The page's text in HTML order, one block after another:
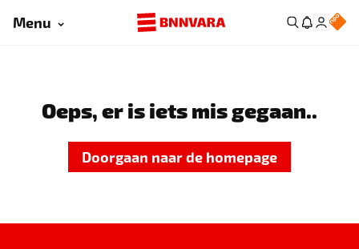
Menu
Oeps, er is iets mis gegaan..
Doorgaan naar de homepage